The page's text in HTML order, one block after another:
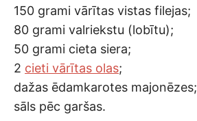
150 grami vārītas vistas filejas;
80 grami valriekstu (lobītu);
50 grami cieta siera;
2 cieti vārītas olas;
dažas ēdamkarotes majonēzes;
sāls pēc garšas.